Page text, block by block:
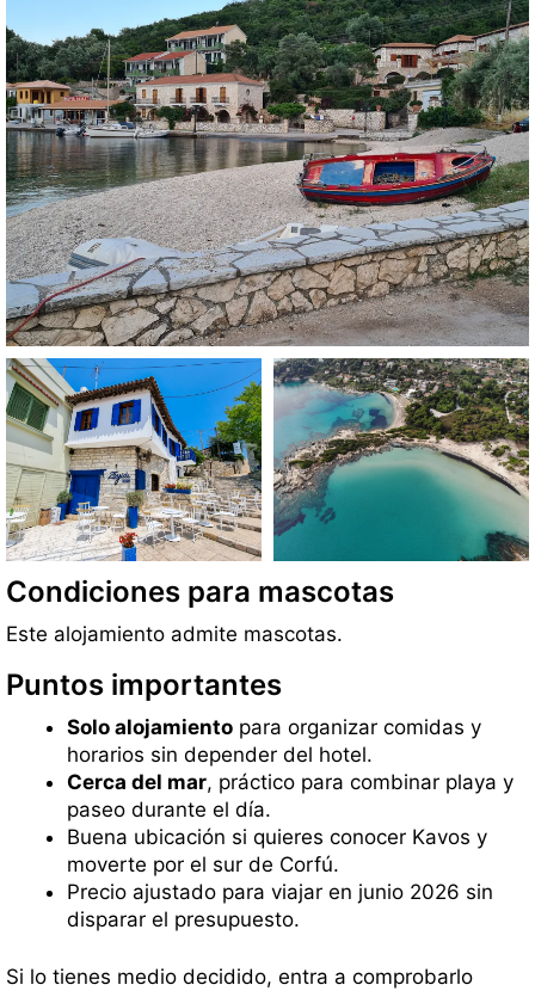
Condiciones para mascotas
Este alojamiento admite mascotas.
Puntos importantes
Solo alojamiento para organizar comidas y
horarios sin depender del hotel.
Cerca del mar, práctico para combinar playa y
paseo durante el día.
Buena ubicación si quieres conocer Kavos y
moverte por el sur de Corfú.
Precio ajustado para viajar en junio 2026 sin
disparar el presupuesto.
Si lo tienes medio decidido, entra a comprobarlo